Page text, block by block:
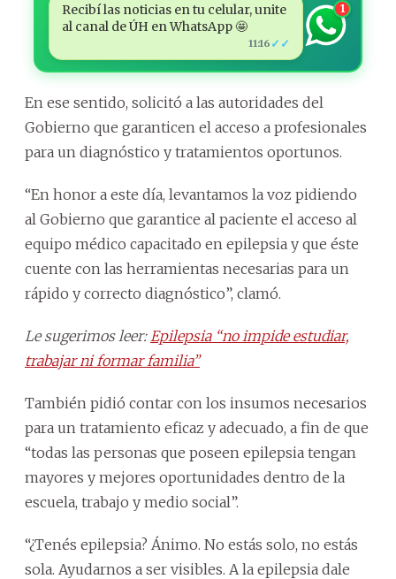
Recibí las noticias en tu celular, unite
al canal de ÚH en WhatsApp 🤩
11:16 ✓✓
1
En ese sentido, solicitó a las autoridades del
Gobierno que garanticen el acceso a profesionales
para un diagnóstico y tratamientos oportunos.
“En honor a este día, levantamos la voz pidiendo
al Gobierno que garantice al paciente el acceso al
equipo médico capacitado en epilepsia y que éste
cuente con las herramientas necesarias para un
rápido y correcto diagnóstico”, clamó.
Le sugerimos leer: Epilepsia “no impide estudiar,
trabajar ni formar familia”
También pidió contar con los insumos necesarios
para un tratamiento eficaz y adecuado, a fin de que
“todas las personas que poseen epilepsia tengan
mayores y mejores oportunidades dentro de la
escuela, trabajo y medio social”.
“¿Tenés epilepsia? Ánimo. No estás solo, no estás
sola. Ayudarnos a ser visibles. A la epilepsia dale